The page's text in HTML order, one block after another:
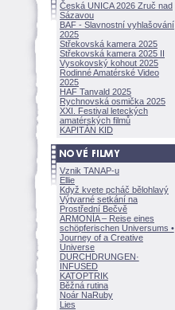
Česká UNICA 2026 Zruč nad
Sázavou
BAF - Slavnostní vyhlašování
2025
Střekovská kamera 2025
Střekovská kamera 2025 II
Vysokovský kohout 2025
Rodinné Amatérské Video
2025
HAF Tanvald 2025
Rychnovská osmička 2025
XXI. Festival leteckých
amatérských filmů
KAPITÁN KID
Vznik TANAP-u
Ellie
Když kvete pcháč bělohlavý
Výtvarné setkání na
Prostřední Bečvě
ARMONÍA – Reise eines
schöpferischen Universums •
Journey of a Creative
Universe
DURCHDRUNGEN·
INFUSED
KATOPTRIK
Běžná rutina
Noár NaRuby
Lies